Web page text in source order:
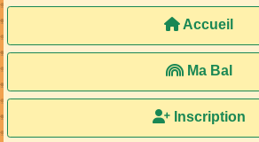
Accueil
Ma Bal
Inscription